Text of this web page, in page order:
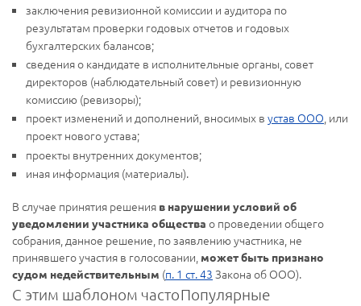
заключения ревизионной комиссии и аудитора по
результатам проверки годовых отчетов и годовых
бухгалтерских балансов;
сведения о кандидате в исполнительные органы, совет
директоров (наблюдательный совет) и ревизионную
комиссию (ревизоры);
проект изменений и дополнений, вносимых в устав ООО, или
проект нового устава;
проекты внутренних документов;
иная информация (материалы).
В случае принятия решения в нарушении условий об
уведомлении участника общества о проведении общего
собрания, данное решение, по заявлению участника, не
принявшего участия в голосовании, может быть признано
судом недействительным (п. 1 ст. 43 Закона об ООО).
С этим шаблоном частоПопулярные